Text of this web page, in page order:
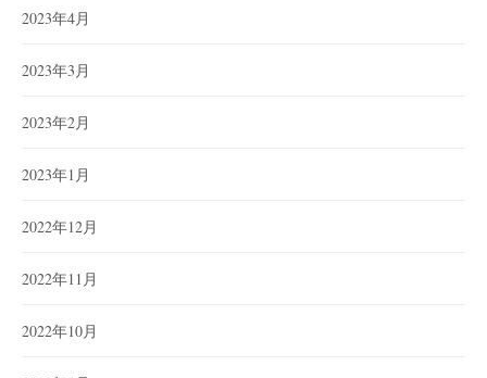
2023年4月
2023年3月
2023年2月
2023年1月
2022年12月
2022年11月
2022年10月